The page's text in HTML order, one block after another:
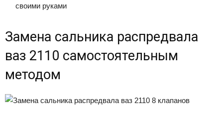
своими руками
Замена сальника распредвала
ваз 2110 самостоятельным
методом